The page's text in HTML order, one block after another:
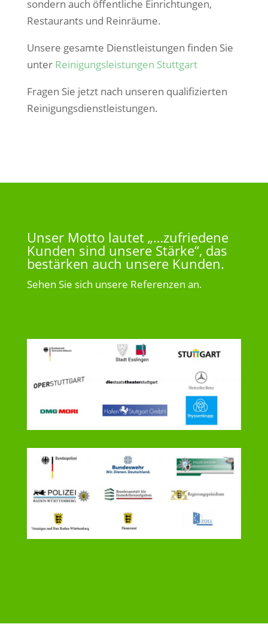
sondern auch öffentliche Einrichtungen,
Restaurants und Reinräume.
Unsere gesamte Dienstleistungen finden Sie
unter Reinigungsleistungen Stuttgart
Fragen Sie jetzt nach unseren qualifizierten
Reinigungsdienstleistungen.
Unser Motto lautet „…zufriedene
Kunden sind unsere Stärke“, das
bestärken auch unsere Kunden.
Sehen Sie sich unsere Referenzen an.